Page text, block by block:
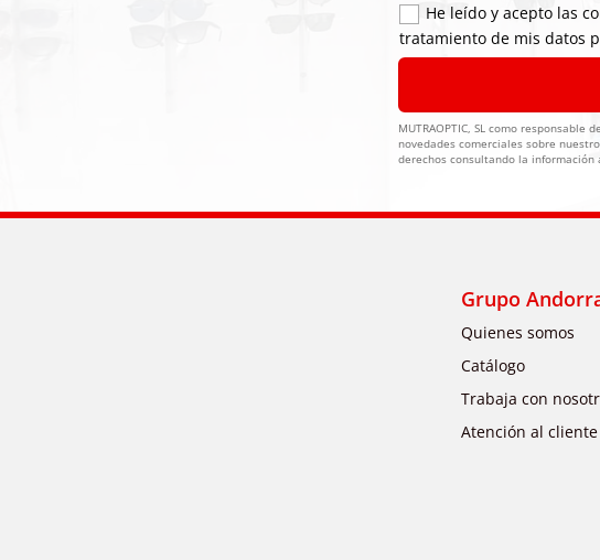
He leído y acepto las
tratamiento de mis datos
MUTRAOPTIC, SL como
novedades comerciales sobre
derechos consultando la
Grupo
Quienes somos
Catálogo
Trabaja con
Atención al cliente